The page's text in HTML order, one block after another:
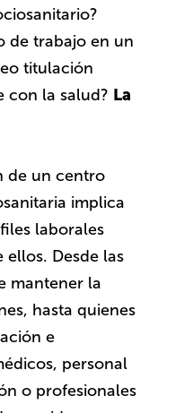
de trabajo en un
titulación
con la salud? La
de un centro
implica
laborales
Desde las
mantener la
hasta quienes
e
personal
o profesionales